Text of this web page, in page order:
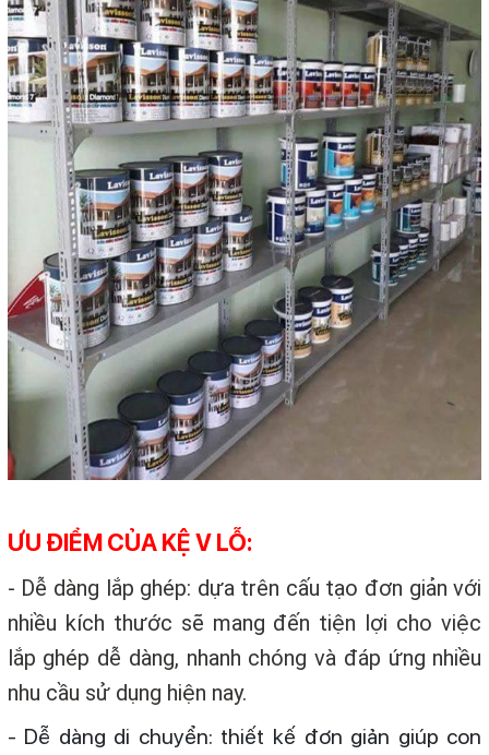
ƯU ĐIỂM CỦA KỆ V LỖ:
- Dễ dàng lắp ghép: dựa trên cấu tạo đơn giản với
nhiều kích thước sẽ mang đến tiện lợi cho việc
lắp ghép dễ dàng, nhanh chóng và đáp ứng nhiều
nhu cầu sử dụng hiện nay.
- Dễ dàng di chuyển: thiết kế đơn giản giúp con